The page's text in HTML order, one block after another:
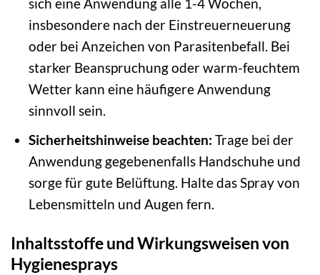
insbesondere nach der Einstreuerneuerung
oder bei Anzeichen von Parasitenbefall. Bei
starker Beanspruchung oder warm-feuchtem
Wetter kann eine häufigere Anwendung
sinnvoll sein.
Sicherheitshinweise beachten: Trage bei der
Anwendung gegebenenfalls Handschuhe und
sorge für gute Belüftung. Halte das Spray von
Lebensmitteln und Augen fern.
Inhaltsstoffe und Wirkungsweisen von
Hygienesprays